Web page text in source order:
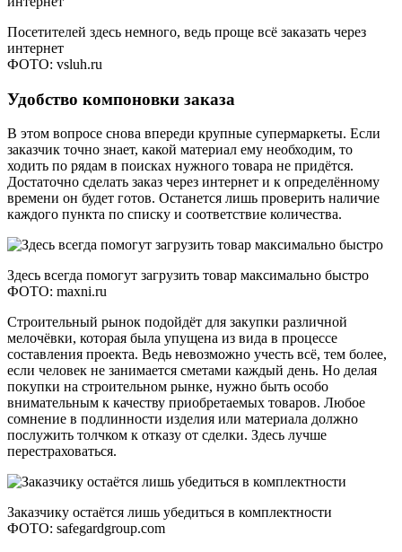
Посетителей здесь немного, ведь проще всё заказать через
интернет
ФОТО: vsluh.ru
Удобство компоновки заказа
В этом вопросе снова впереди крупные супермаркеты. Если
заказчик точно знает, какой материал ему необходим, то
ходить по рядам в поисках нужного товара не придётся.
Достаточно сделать заказ через интернет и к определённому
времени он будет готов. Останется лишь проверить наличие
каждого пункта по списку и соответствие количества.
Здесь всегда помогут загрузить товар максимально быстро
ФОТО: maxni.ru
Строительный рынок подойдёт для закупки различной
мелочёвки, которая была упущена из вида в процессе
составления проекта. Ведь невозможно учесть всё, тем более,
если человек не занимается сметами каждый день. Но делая
покупки на строительном рынке, нужно быть особо
внимательным к качеству приобретаемых товаров. Любое
сомнение в подлинности изделия или материала должно
послужить толчком к отказу от сделки. Здесь лучше
перестраховаться.
Заказчику остаётся лишь убедиться в комплектности
ФОТО: safegardgroup.com